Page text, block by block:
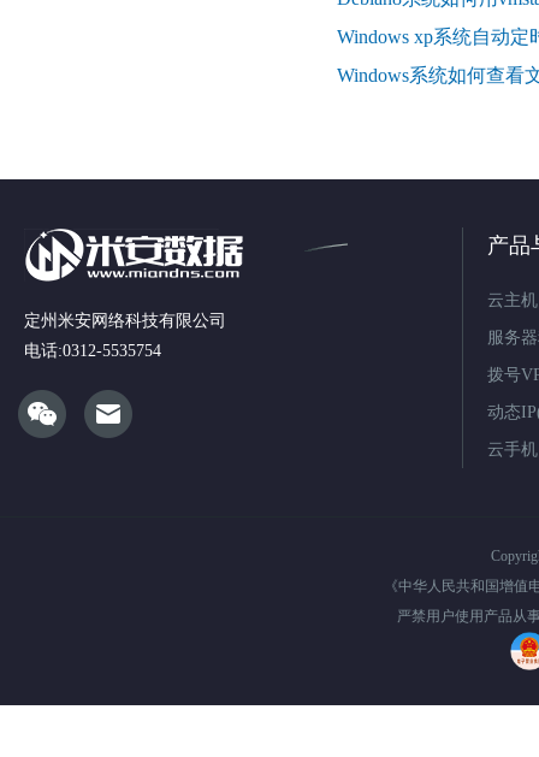
Windows xp系统自动
Windows系统如何查看
定州米安网络科技有限公司
电话:0312-5535754
产品
云主机
服务
拨号
动态
云手机
《中华人民共和国增值
严禁用户使用产品从